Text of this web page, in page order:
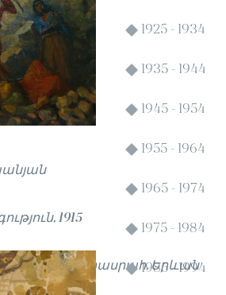
1915
պատկերասրահ, Երևան
1925 - 1934
1935 - 1944
1945 - 1954
1955 - 1964
1965 - 1974
1975 - 1984
1985 - 1994